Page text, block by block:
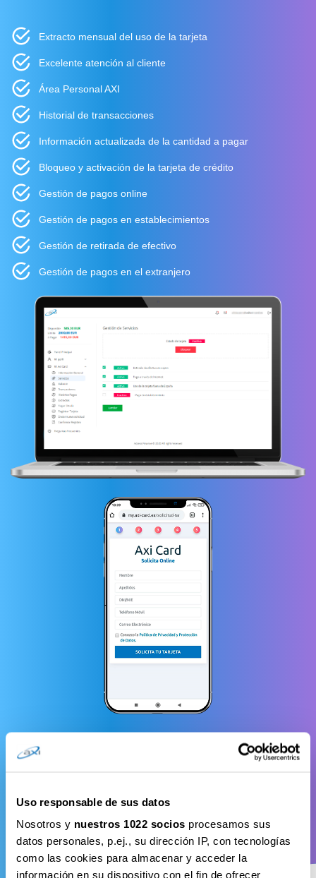
Uso responsable de sus datos
Nosotros y nuestros 1022 socios procesamos sus
datos personales, p.ej., su dirección IP, con tecnologías
como las cookies para almacenar y acceder la
información en su dispositivo con el fin de ofrecer
Extracto mensual del uso de la tarjeta
Excelente atención al cliente
Área Personal AXI
Historial de transacciones
Información actualizada de la cantidad a pagar
Bloqueo y activación de la tarjeta de crédito
Gestión de pagos online
Gestión de pagos en establecimientos
Gestión de retirada de efectivo
Gestión de pagos en el extranjero